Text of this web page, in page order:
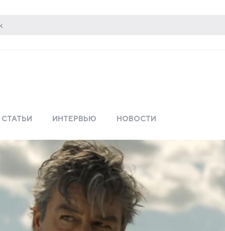
СТАТЬИ ИНТЕРВЬЮ НОВОСТИ